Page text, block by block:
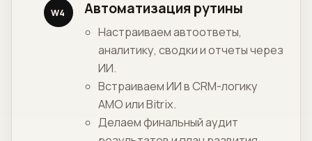
W4 Автоматизация рутины
Настраиваем автоответы,
аналитику, сводки и отчеты через
ИИ.
Встраиваем ИИ в CRM-логику
AMO или Bitrix.
Делаем финальный аудит